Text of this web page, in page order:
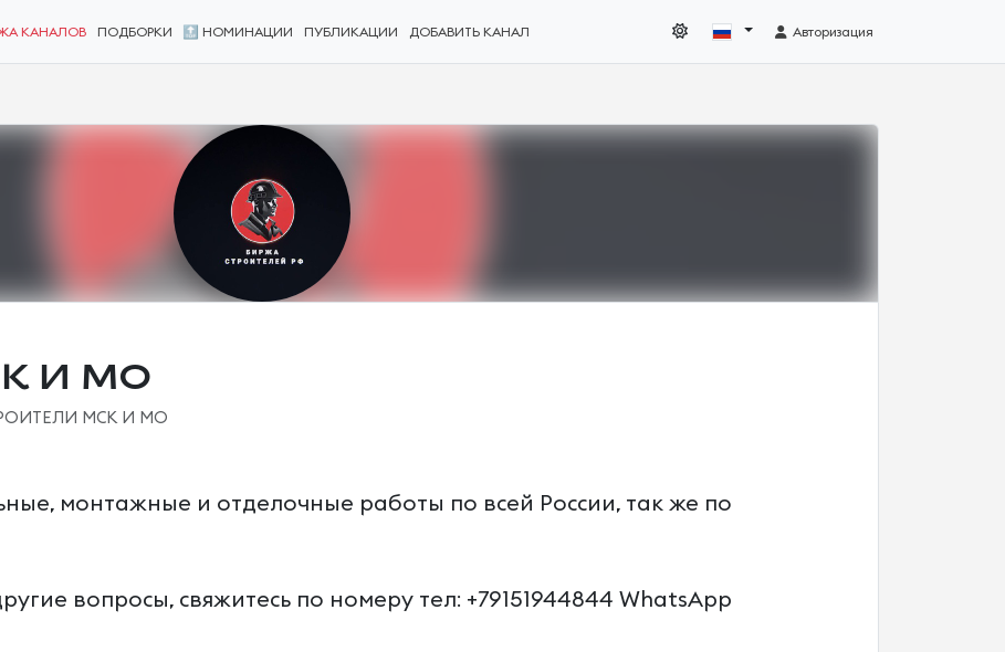
КАНАЛОВ ПОДБОРКИ 🔝 НОМИНАЦИИ ПУБЛИКАЦИИ ДОБАВИТЬ КАНАЛ Авторизация
И МО
МСК И МО
монтажные и отделочные работы по всей России, так же по
вопросы, свяжитесь по номеру тел: +79151944844 WhatsApp